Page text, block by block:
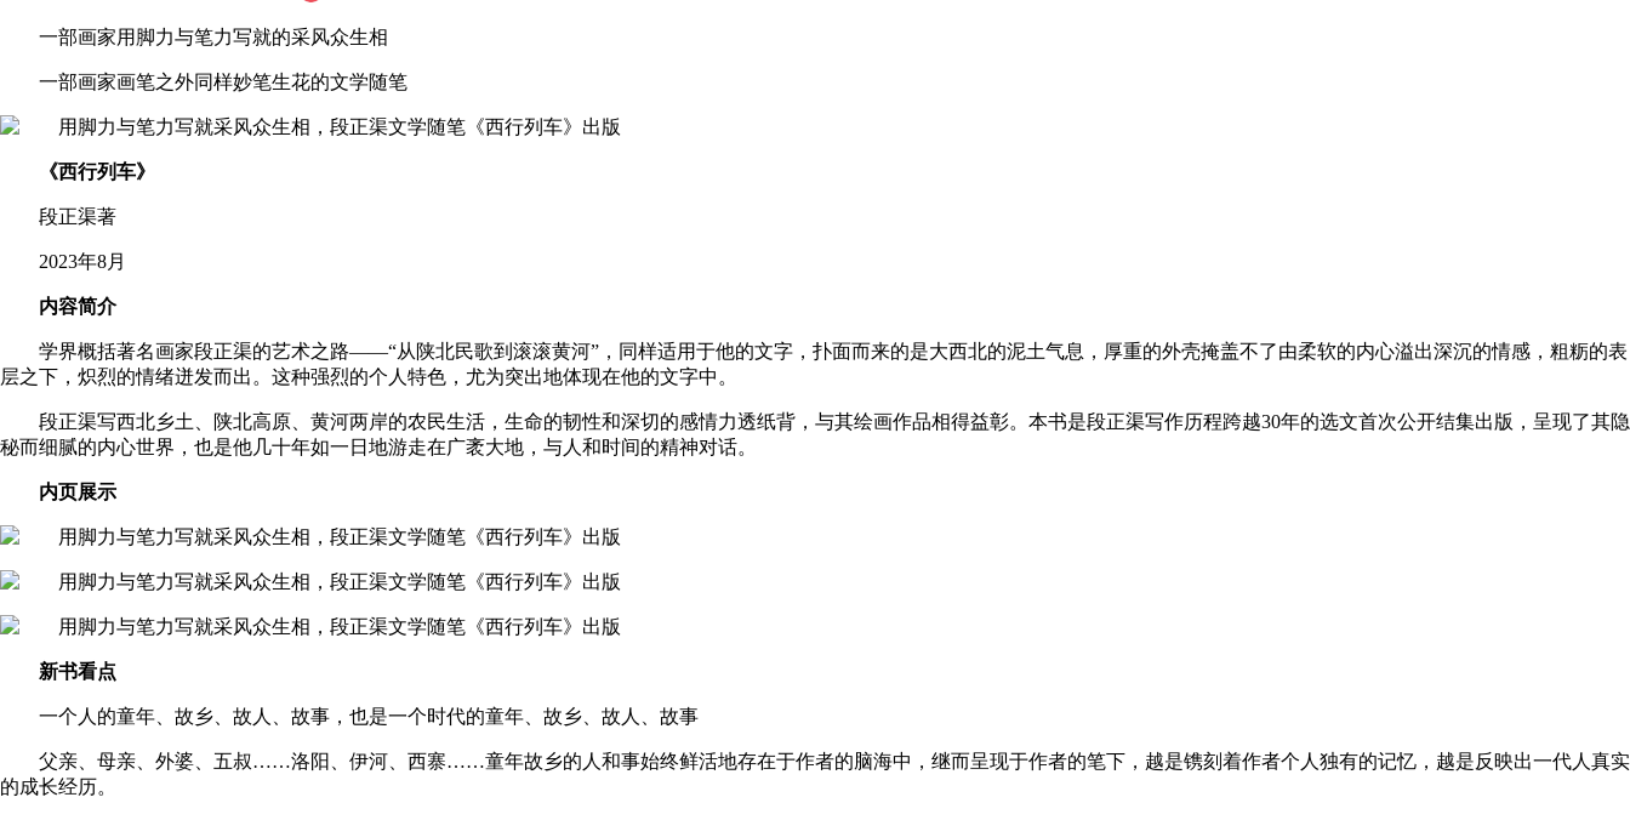
一部画家用脚力与笔力写就的采风众生相
一部画家画笔之外同样妙笔生花的文学随笔
《西行列车》
段正渠著
2023年8月
内容简介
学界概括著名画家段正渠的艺术之路——“从陕北民歌到滚滚黄河”，同样适用于他的文字，扑面而来的是大西北的泥土气息，厚重的外壳掩盖不了由柔软的内心溢出深沉的情感，粗粝的表
层之下，炽烈的情绪迸发而出。这种强烈的个人特色，尤为突出地体现在他的文字中。
段正渠写西北乡土、陕北高原、黄河两岸的农民生活，生命的韧性和深切的感情力透纸背，与其绘画作品相得益彰。本书是段正渠写作历程跨越30年的选文首次公开结集出版，呈现了其隐
秘而细腻的内心世界，也是他几十年如一日地游走在广袤大地，与人和时间的精神对话。
内页展示
新书看点
一个人的童年、故乡、故人、故事，也是一个时代的童年、故乡、故人、故事
父亲、母亲、外婆、五叔……洛阳、伊河、西寨……童年故乡的人和事始终鲜活地存在于作者的脑海中，继而呈现于作者的笔下，越是镌刻着作者个人独有的记忆，越是反映出一代人真实
的成长经历。